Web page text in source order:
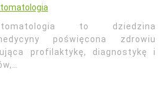
to dziedzina
poświęcona zdrowiu
profilaktykę, diagnostykę i